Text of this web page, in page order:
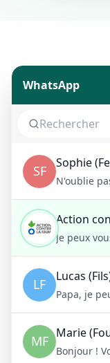
WhatsApp
SF Sophie
Action
LF Lucas
Papa, je
MF Marie